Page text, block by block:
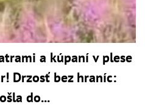
a kúpaní v plese
Drzosť bez hraníc:
do...